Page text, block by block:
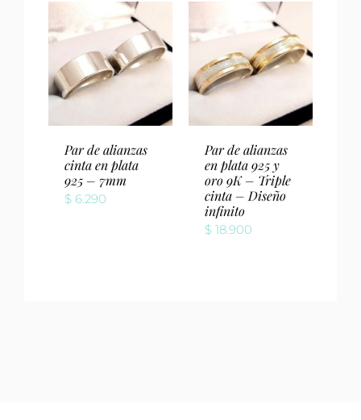
Par de alianzas
cinta en plata
925 – 7mm
$ 6.290
Par de alianzas
en plata 925 y
oro 9K – Triple
cinta – Diseño
infinito
$ 18.900